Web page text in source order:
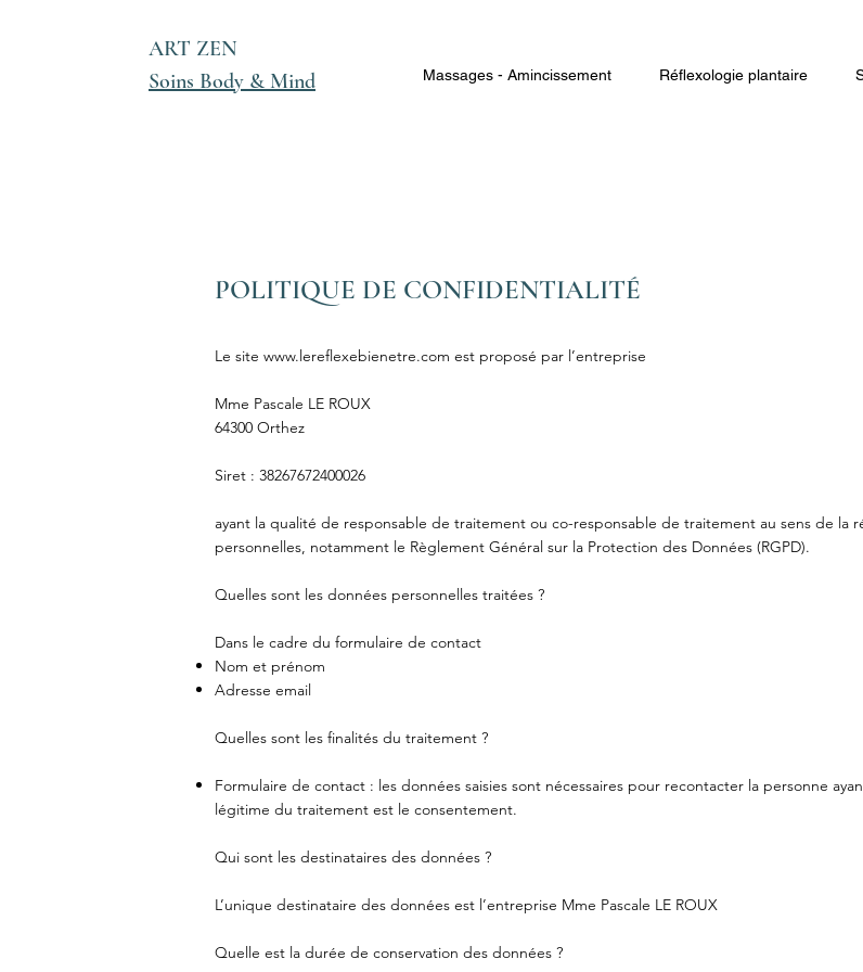
ART ZEN
Soins Body & Mind
Massages - Amincissement Réflexologie plantaire
POLITIQUE DE CONFIDENTIALITÉ
Le site www.lereflexebienetre.com est proposé par l’entreprise
Mme Pascale LE ROUX
64300 Orthez
Siret : 38267672400026
ayant la qualité de responsable de traitement ou co-responsable de traitement au sens de la
personnelles, notamment le Règlement Général sur la Protection des Données (RGPD).
Quelles sont les données personnelles traitées ?​
Dans le cadre du formulaire de contact
Nom et prénom
Adresse email
Quelles sont les finalités du traitement ?
Formulaire de contact : les données saisies sont nécessaires pour recontacter la personne
légitime du traitement est le consentement.
Qui sont les destinataires des données ?
L’unique destinataire des données est l’entreprise Mme Pascale LE ROUX
Quelle est la durée de conservation des données ?